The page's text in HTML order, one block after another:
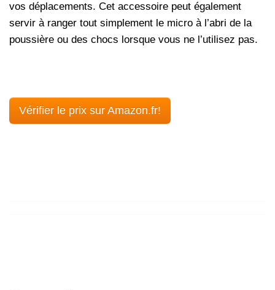
vos déplacements. Cet accessoire peut également
servir à ranger tout simplement le micro à l’abri de la
poussière ou des chocs lorsque vous ne l’utilisez pas.
Vérifier le prix sur Amazon.fr!